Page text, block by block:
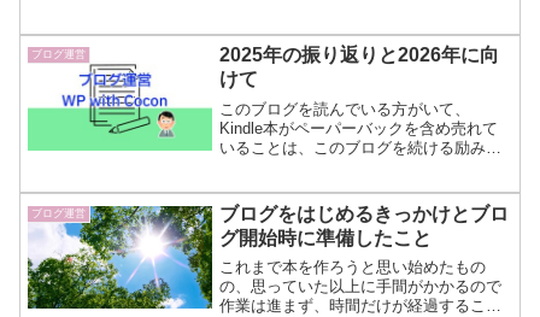
理や工事はすべてやった結果ドコモ
home5Gに切り替えました。
ブログ運営
2025年の振り返りと2026年に向
けて
このブログを読んでいる方がいて、
Kindle本がペーパーバックを含め売れて
いることは、このブログを続ける励みに
あげることを目標に取り組んでいきます
のでよろしくお願いします。
ブログ運営
ブログをはじめるきっかけとブロ
グ開始時に準備したこと
これまで本を作ろうと思い始めたもの
の、思っていた以上に手間がかかるので
作業は進まず、時間だけが経過すること